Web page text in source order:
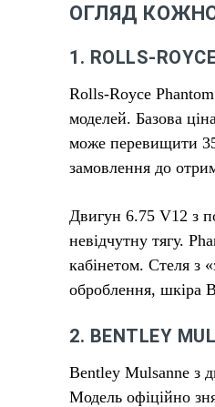
ОГЛЯД
1. ROLLS-
Rolls-Royce
моделей. Базова
може перевищити
замовлення до
Двигун 6.75 V12 з
невідчутну тягу.
кабінетом. Стеля з
оброблення, шкіра
2. BENTLEY
Bentley Mulsanne з
Модель офіційно